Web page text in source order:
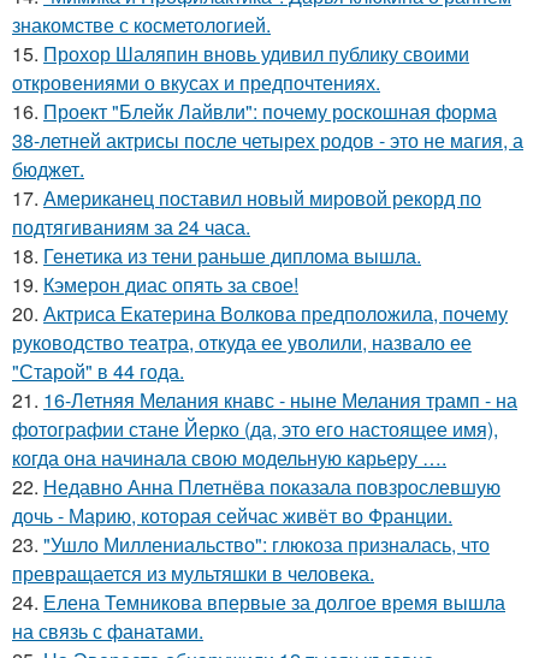
знакомстве с косметологией.
15. Прохор Шаляпин вновь удивил публику своими
откровениями о вкусах и предпочтениях.
16. Проект "Блейк Лайвли": почему роскошная форма
38-летней актрисы после четырех родов - это не магия, а
бюджет.
17. Американец поставил новый мировой рекорд по
подтягиваниям за 24 часа.
18. Генетика из тени раньше диплома вышла.
19. Кэмерон диас опять за свое!
20. Актриса Екатерина Волкова предположила, почему
руководство театра, откуда ее уволили, назвало ее
"Старой" в 44 года.
21. 16-Летняя Мелания кнавс - ныне Мелания трамп - на
фотографии стане Йерко (да, это его настоящее имя),
когда она начинала свою модельную карьеру ….
22. Недавно Анна Плетнёва показала повзрослевшую
дочь - Марию, которая сейчас живёт во Франции.
23. "Ушло Миллениальство": глюкоза призналась, что
превращается из мультяшки в человека.
24. Елена Темникова впервые за долгое время вышла
на связь с фанатами.